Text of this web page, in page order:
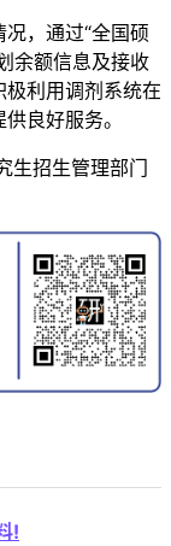
，通过“全国硕
余额信息及接收
利用调剂系统在
良好服务。
招生管理部门
!